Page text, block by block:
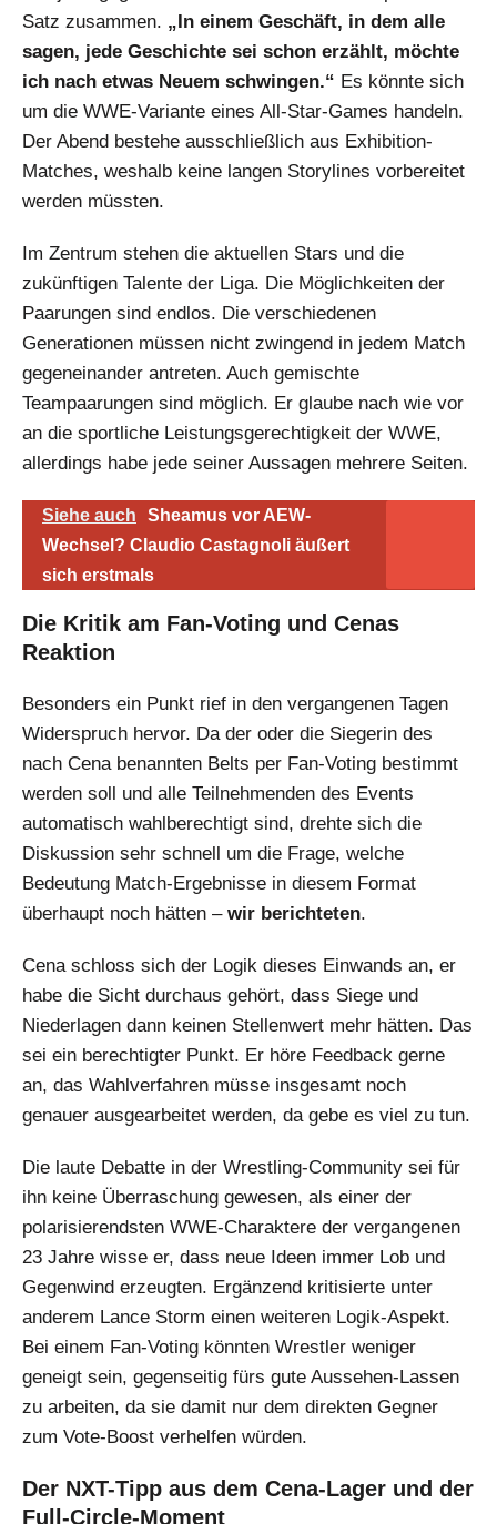
Satz zusammen. „In einem Geschäft, in dem alle
sagen, jede Geschichte sei schon erzählt, möchte
ich nach etwas Neuem schwingen.“ Es könnte sich
um die WWE-Variante eines All-Star-Games handeln.
Der Abend bestehe ausschließlich aus Exhibition-
Matches, weshalb keine langen Storylines vorbereitet
werden müssten.
Im Zentrum stehen die aktuellen Stars und die
zukünftigen Talente der Liga. Die Möglichkeiten der
Paarungen sind endlos. Die verschiedenen
Generationen müssen nicht zwingend in jedem Match
gegeneinander antreten. Auch gemischte
Teampaarungen sind möglich. Er glaube nach wie vor
an die sportliche Leistungsgerechtigkeit der WWE,
allerdings habe jede seiner Aussagen mehrere Seiten.
Siehe auch
Sheamus vor AEW-
Wechsel? Claudio Castagnoli äußert
sich erstmals
Die Kritik am Fan-Voting und Cenas
Reaktion
Besonders ein Punkt rief in den vergangenen Tagen
Widerspruch hervor. Da der oder die Siegerin des
nach Cena benannten Belts per Fan-Voting bestimmt
werden soll und alle Teilnehmenden des Events
automatisch wahlberechtigt sind, drehte sich die
Diskussion sehr schnell um die Frage, welche
Bedeutung Match-Ergebnisse in diesem Format
überhaupt noch hätten – wir berichteten.
Cena schloss sich der Logik dieses Einwands an, er
habe die Sicht durchaus gehört, dass Siege und
Niederlagen dann keinen Stellenwert mehr hätten. Das
sei ein berechtigter Punkt. Er höre Feedback gerne
an, das Wahlverfahren müsse insgesamt noch
genauer ausgearbeitet werden, da gebe es viel zu tun.
Die laute Debatte in der Wrestling-Community sei für
ihn keine Überraschung gewesen, als einer der
polarisierendsten WWE-Charaktere der vergangenen
23 Jahre wisse er, dass neue Ideen immer Lob und
Gegenwind erzeugten. Ergänzend kritisierte unter
anderem Lance Storm einen weiteren Logik-Aspekt.
Bei einem Fan-Voting könnten Wrestler weniger
geneigt sein, gegenseitig fürs gute Aussehen-Lassen
zu arbeiten, da sie damit nur dem direkten Gegner
zum Vote-Boost verhelfen würden.
Der NXT-Tipp aus dem Cena-Lager und der
Full-Circle-Moment